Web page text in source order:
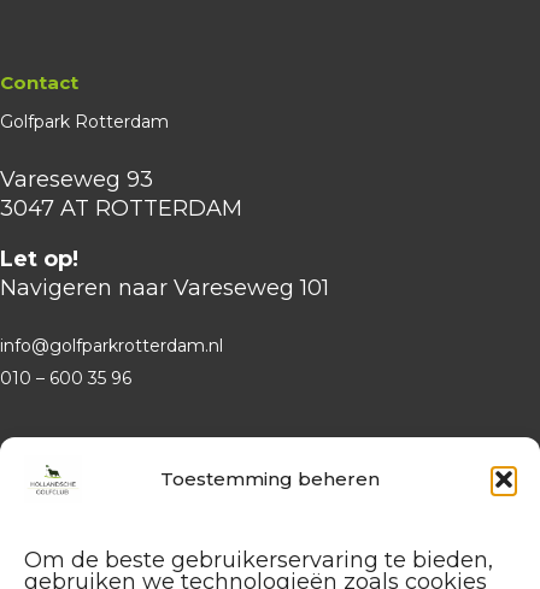
Toestemming beheren
Om de beste gebruikerservaring te bieden,
gebruiken we technologieën zoals cookies
Contact
Golfpark Rotterdam
Vareseweg 93
3047 AT ROTTERDAM
Let op!
Navigeren naar Vareseweg 101
info@golfparkrotterdam.nl
010 – 600 35 96
Website
service@hollandschegolfclub.nl